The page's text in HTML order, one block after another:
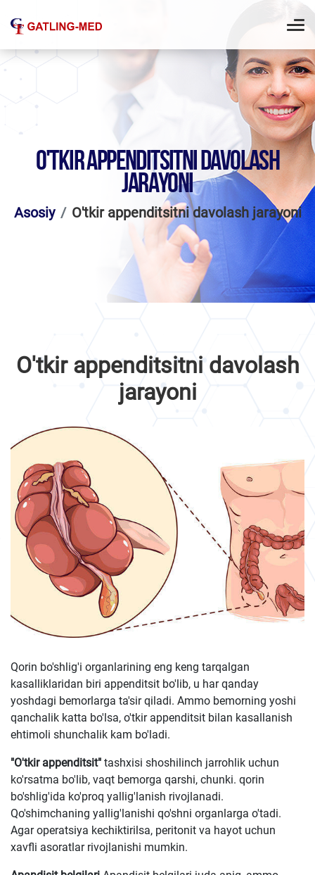
O'TKIR APPENDITSITNI DAVOLASH
JARAYONI
Asosiy O'tkir appenditsitni davolash jarayoni
O'tkir appenditsitni davolash
jarayoni
Qorin bo'shlig'i organlarining eng keng tarqalgan
kasalliklaridan biri appenditsit bo'lib, u har qanday
yoshdagi bemorlarga ta'sir qiladi. Ammo bemorning yoshi
qanchalik katta bo'lsa, o'tkir appenditsit bilan kasallanish
ehtimoli shunchalik kam bo'ladi.
"O'tkir appenditsit" tashxisi shoshilinch jarrohlik uchun
ko'rsatma bo'lib, vaqt bemorga qarshi, chunki. qorin
bo'shlig'ida ko'proq yallig'lanish rivojlanadi.
Qo'shimchaning yallig'lanishi qo'shni organlarga o'tadi.
Agar operatsiya kechiktirilsa, peritonit va hayot uchun
xavfli asoratlar rivojlanishi mumkin.